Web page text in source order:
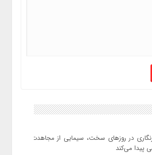
در روزهای سخت، سیمایی از مجاهدت
پیدا می‌کند